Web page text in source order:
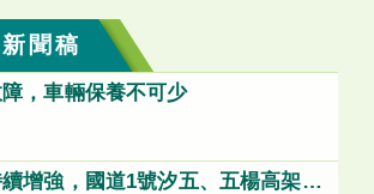
聞稿
，車輛保養不可少
增強，國道1號汐五、五楊高架及